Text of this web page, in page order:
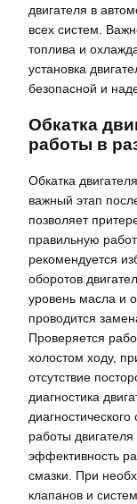
двигателя в
всех систем.
топлива и
установка
безопасной и
Обкатка
работы в
Обкатка
важный этап
позволяет
правильную
рекомендуется
оборотов
уровень масла и
проводится
Проверяется
холостом ходу,
отсутствие
диагностика
работы
эффективность
смазки. При
клапанов и